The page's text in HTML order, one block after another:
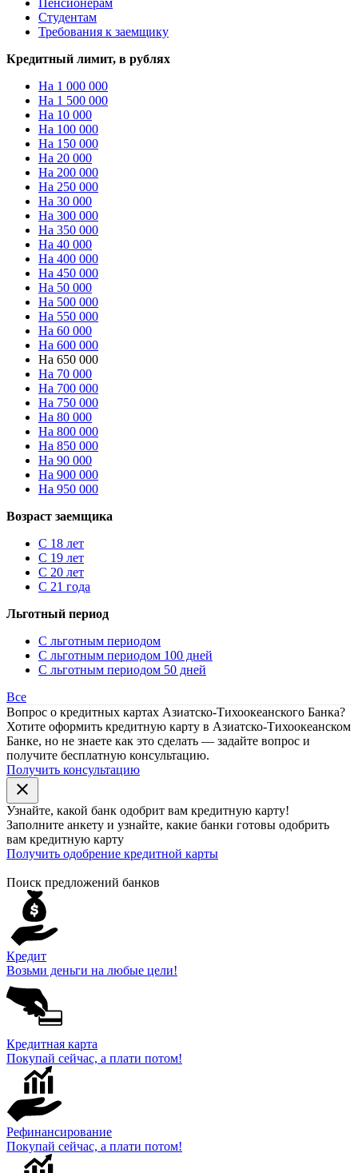
Пенсионерам
Студентам
Требования к заемщику
Кредитный лимит, в рублях
На 1 000 000
На 1 500 000
На 10 000
На 100 000
На 150 000
На 20 000
На 200 000
На 250 000
На 30 000
На 300 000
На 350 000
На 40 000
На 400 000
На 450 000
На 50 000
На 500 000
На 550 000
На 60 000
На 600 000
На 650 000
На 70 000
На 700 000
На 750 000
На 80 000
На 800 000
На 850 000
На 90 000
На 900 000
На 950 000
Возраст заемщика
С 18 лет
С 19 лет
С 20 лет
С 21 года
Льготный период
С льготным периодом
С льготным периодом 100 дней
С льготным периодом 50 дней
Все
Вопрос о кредитных картах Азиатско-Тихоокеанского Банка?
Хотите оформить кредитную карту в Азиатско-Тихоокеанском
Банке, но не знаете как это сделать — задайте вопрос и
получите бесплатную консультацию.
Получить консультацию
close
Узнайте, какой банк одобрит вам кредитную карту!
Заполните анкету и узнайте, какие банки готовы одобрить
вам кредитную карту
Получить одобрение кредитной карты
Поиск предложений банков
Кредит
Возьми деньги на любые цели!
Кредитная карта
Покупай сейчас, а плати потом!
Рефинансирование
Покупай сейчас, а плати потом!